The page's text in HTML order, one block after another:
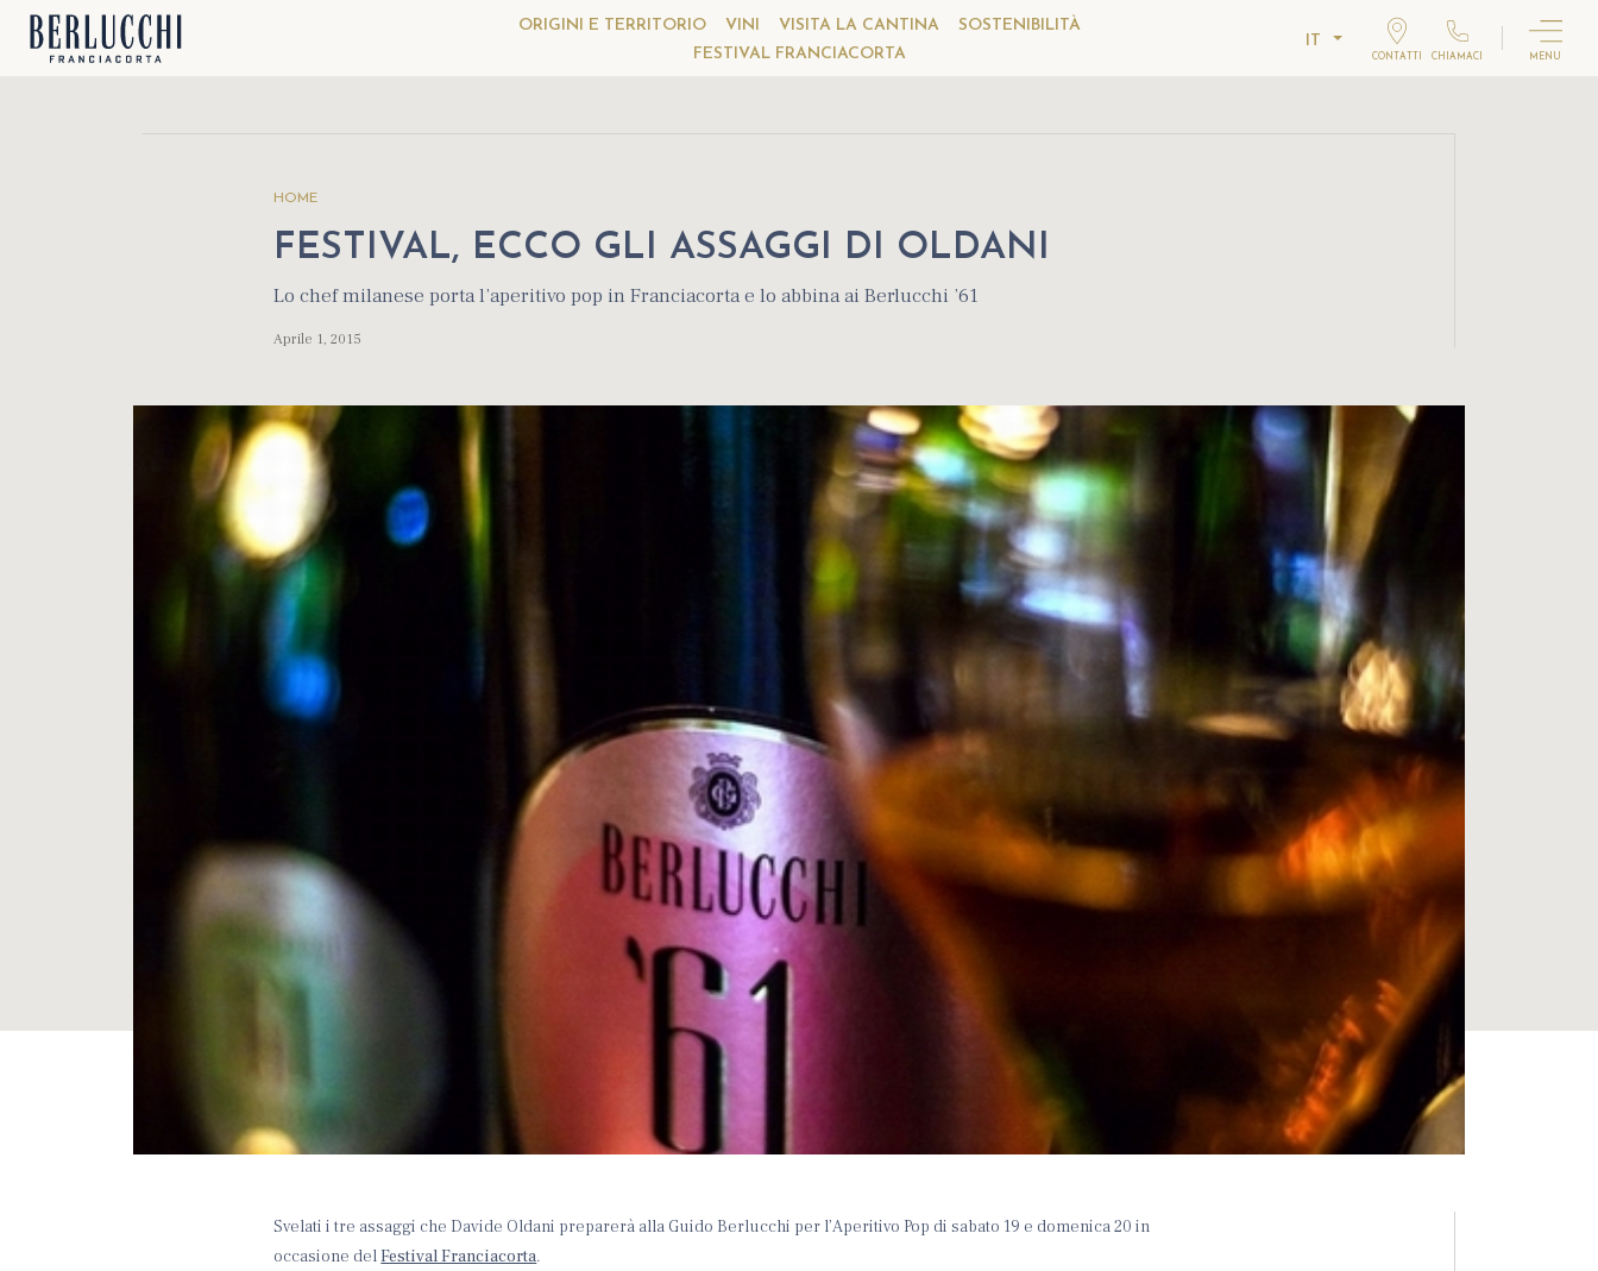
ORIGINI E TERRITORIO VINI VISITA LA CANTINA
SOSTENIBILITÀ
FESTIVAL FRANCIACORTA
IT
CONTATTI CHIAMACI MENU
HOME
FESTIVAL, ECCO GLI ASSAGGI DI OLDANI
Lo chef milanese porta l’aperitivo pop in Franciacorta e lo abbina ai Berlucchi ’61
Aprile 1, 2015
Svelati i tre assaggi che Davide Oldani preparerà alla Guido Berlucchi per l’Aperitivo Pop di sabato 19 e domenica 20 in
occasione delFestival Franciacorta.